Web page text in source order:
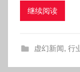
继续阅读
虚幻新闻, 行